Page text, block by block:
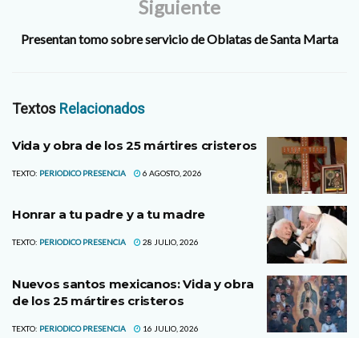
Siguiente
Presentan tomo sobre servicio de Oblatas de Santa Marta
Textos Relacionados
Vida y obra de los 25 mártires cristeros
TEXTO: PERIODICO PRESENCIA 6 AGOSTO, 2026
Honrar a tu padre y a tu madre
TEXTO: PERIODICO PRESENCIA 28 JULIO, 2026
Nuevos santos mexicanos: Vida y obra
de los 25 mártires cristeros
TEXTO: PERIODICO PRESENCIA 16 JULIO, 2026